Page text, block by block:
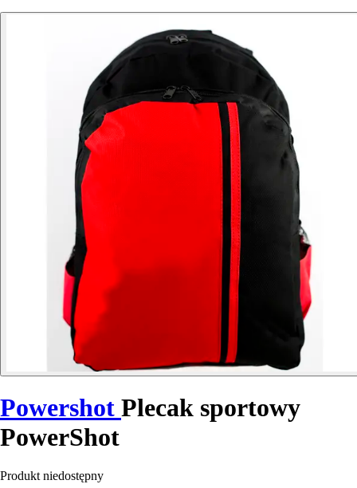
Powershot Plecak sportowy
PowerShot
Produkt niedostępny